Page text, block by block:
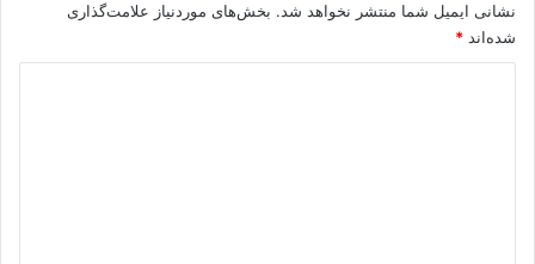
نشانی ایمیل شما منتشر نخواهد شد. بخش‌های موردنیاز علامت‌گذاری
شده‌اند *